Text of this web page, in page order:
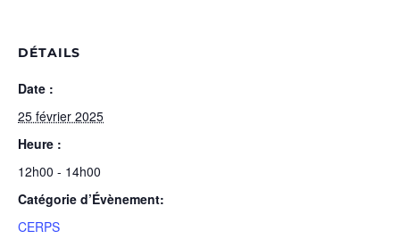
DÉTAILS
Date :
25 février 2025
Heure :
12h00 - 14h00
Catégorie d’Évènement:
CERPS